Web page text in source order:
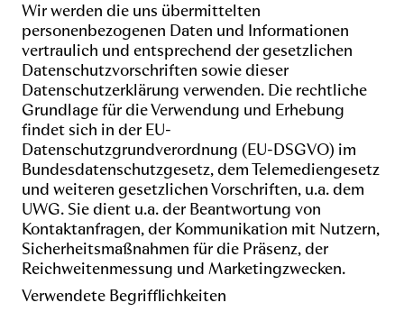
Wir werden die uns übermittelten
personenbezogenen Daten und Informationen
vertraulich und entsprechend der gesetzlichen
Datenschutzvorschriften sowie dieser
Datenschutzerklärung verwenden. Die rechtliche
Grundlage für die Verwendung und Erhebung
findet sich in der EU-
Datenschutzgrundverordnung (EU-DSGVO) im
Bundesdatenschutzgesetz, dem Telemediengesetz
und weiteren gesetzlichen Vorschriften, u.a. dem
UWG. Sie dient u.a. der Beantwortung von
Kontaktanfragen, der Kommunikation mit Nutzern,
Sicherheitsmaßnahmen für die Präsenz, der
Reichweitenmessung und Marketingzwecken.
Verwendete Begrifflichkeiten